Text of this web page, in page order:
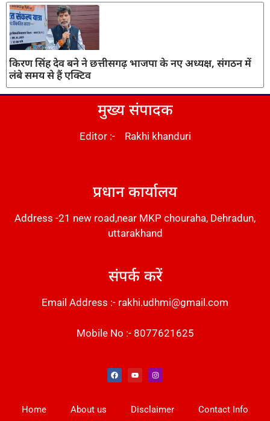
किरण सिंह देव बने ने छत्तीसगढ़ भाजपा के नए अध्यक्ष, संगठन में
लंबे समय से हैं एक्टिव
मुख्य संपादक
Editor :- Rakhi khanduri
प्रधान कार्यालय
Address -21 new road,near MKP chouraha, Dehradun,
uttarakhand
संपर्क करें
Email Address :- rakhi.udhmi@gmail.com
Mobile No :- 8077621625
Home About us Disclaimer Contact Info